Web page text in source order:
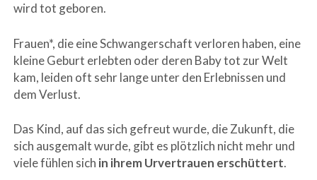
wird tot geboren.
Frauen*, die eine Schwangerschaft verloren haben, eine
kleine Geburt erlebten oder deren Baby tot zur Welt
kam, leiden oft sehr lange unter den Erlebnissen und
dem Verlust.
Das Kind, auf das sich gefreut wurde, die Zukunft, die
sich ausgemalt wurde, gibt es plötzlich nicht mehr und
viele fühlen sich in ihrem Urvertrauen erschüttert.